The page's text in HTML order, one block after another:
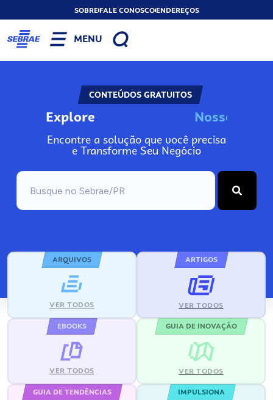
SOBREFALE CONOSCOENDEREÇOS
MENU
CONTEÚDOS GRATUITOS
Explore Noss
Encontre a solução que você precisa
e Transforme Seu Negócio
ARQUIVOS
VER TODOS
ARTIGOS
VER TODOS
EBOOKS
VER TODOS
GUIA DE INOVAÇÃO
VER TODOS
GUIA DE TENDÊNCIAS IMPULSIONA